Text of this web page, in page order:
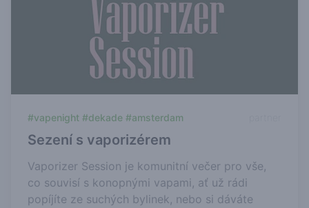
#vapenight #dekade #amsterdam
Sezení s vaporizérem
Vaporizer Session je komunitní večer pro vše,
co souvisí s konopnými vapami, ať už rádi
popíjíte ze suchých bylinek, nebo si dáváte